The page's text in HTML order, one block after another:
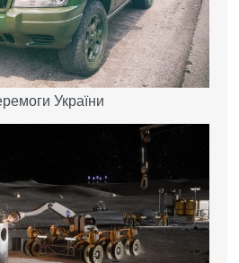
України